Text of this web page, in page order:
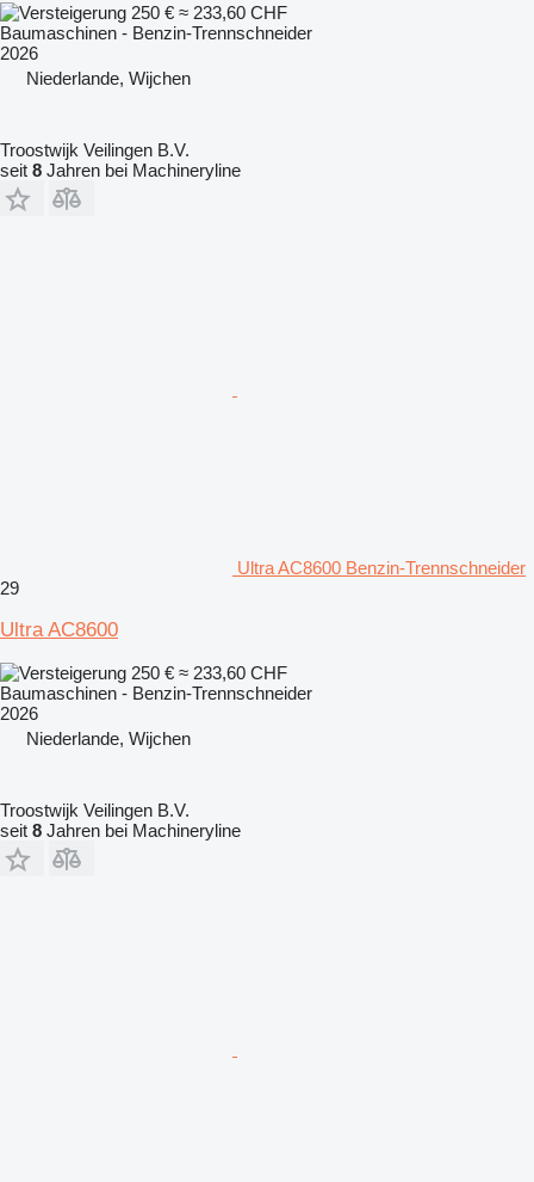
250 € ≈ 233,60 CHF
Baumaschinen - Benzin-Trennschneider
2026
Niederlande, Wijchen
Troostwijk Veilingen B.V.
seit 8 Jahren bei Machineryline
Ultra AC8600 Benzin-Trennschneider
29
Ultra AC8600
250 € ≈ 233,60 CHF
Baumaschinen - Benzin-Trennschneider
2026
Niederlande, Wijchen
Troostwijk Veilingen B.V.
seit 8 Jahren bei Machineryline